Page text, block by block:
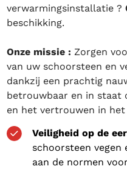
verwarmingsinstallatie ?
beschikking.
Onze missie : Zorgen
van uw schoorsteen en
dankzij een prachtig
betrouwbaar en in staat
en het vertrouwen in het
Veiligheid op de
schoorsteen vegen
aan de normen